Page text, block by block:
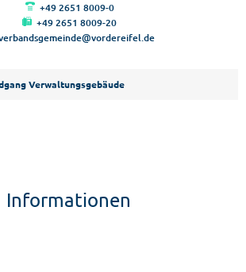
+49 2651 8009-0
+49 2651 8009-20
Verwaltungsgebäude
Informationen